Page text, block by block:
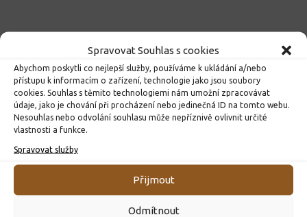
Spravovat Souhlas s cookies
Abychom poskytli co nejlepší služby, používáme k ukládání a/nebo
přístupu k informacím o zařízení, technologie jako jsou soubory
cookies. Souhlas s těmito technologiemi nám umožní zpracovávat
údaje, jako je chování při procházení nebo jedinečná ID na tomto webu.
Nesouhlas nebo odvolání souhlasu může nepříznivě ovlivnit určité
vlastnosti a funkce.
Spravovat služby
Přijmout
Odmítnout
ROZHODNUTÍ O PŘIJETÍ K PŘEDŠKOLNÍMU VZDĚLÁVÁNÍ